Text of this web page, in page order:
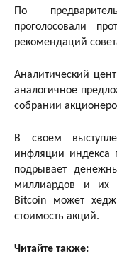
По
проголосовали
рекомендаций
Аналитический
аналогичное
собрании
В своем
инфляции индекса
подрывает
миллиардов и их
Bitcoin может
стоимость акций.
Читайте также: